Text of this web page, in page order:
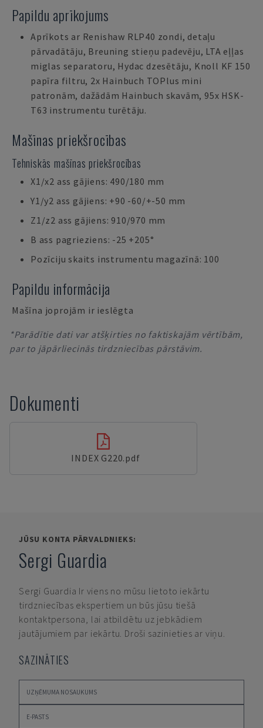
Papildu aprīkojums
Aprīkots ar Renishaw RLP40 zondi, detaļu
pārvadātāju, Breuning stieņu padevēju, LTA eļļas
miglas separatoru, Hydac dzesētāju, Knoll KF 150
papīra filtru, 2x Hainbuch TOPlus mini
patronām, dažādām Hainbuch skavām, 95x HSK-
T63 instrumentu turētāju.
Mašīnas priekšrocības
Tehniskās mašīnas priekšrocības
X1/x2 ass gājiens: 490/180 mm
Y1/y2 ass gājiens: +90 -60/+-50 mm
Z1/z2 ass gājiens: 910/970 mm
B ass pagrieziens: -25 +205°
Pozīciju skaits instrumentu magazīnā: 100
Papildu informācija
Mašīna joprojām ir ieslēgta
*Parādītie dati var atšķirties no faktiskajām vērtībām,
par to jāpārliecinās tirdzniecības pārstāvim.
Dokumenti
INDEX G220.pdf
JŪSU KONTA PĀRVALDNIEKS:
Sergi Guardia
Sergi Guardia Ir viens no mūsu lietoto iekārtu
tirdzniecības ekspertiem un būs jūsu tiešā
kontaktpersona, lai atbildētu uz jebkādiem
jautājumiem par iekārtu. Droši sazinieties ar viņu.
SAZINĀTIES